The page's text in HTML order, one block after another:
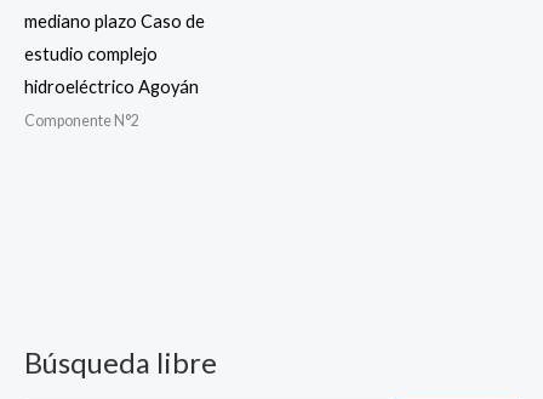
Búsqueda libre
B
mediano plazo Caso de
estudio complejo
hidroeléctrico Agoyán
Componente N°2